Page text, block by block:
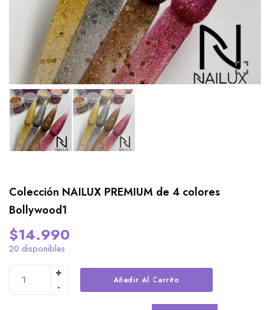
Colección NAILUX PREMIUM de 4 colores
Bollywood1
$14.990
20 disponibles
Añadir Al Carrito